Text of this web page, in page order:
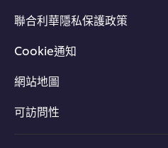
聯合利華隱私保護政策
Cookie通知
網站地圖
可訪問性